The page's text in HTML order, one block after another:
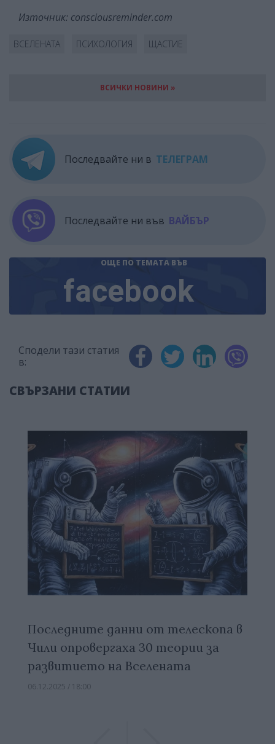
Източник: consciousreminder.com
ВСЕЛЕНАТА ПСИХОЛОГИЯ ЩАСТИЕ
ВСИЧКИ НОВИНИ »
Последвайте ни в ТЕЛЕГРАМ
Последвайте ни във ВАЙБЪР
ОЩЕ ПО ТЕМАТА ВЪВ
facebook
Сподели тази статия
в:
СВЪРЗАНИ СТАТИИ
Последните данни от телескопа в
Чили опровергаха 30 теории за
развитието на Вселената
06.12.2025 / 18:00